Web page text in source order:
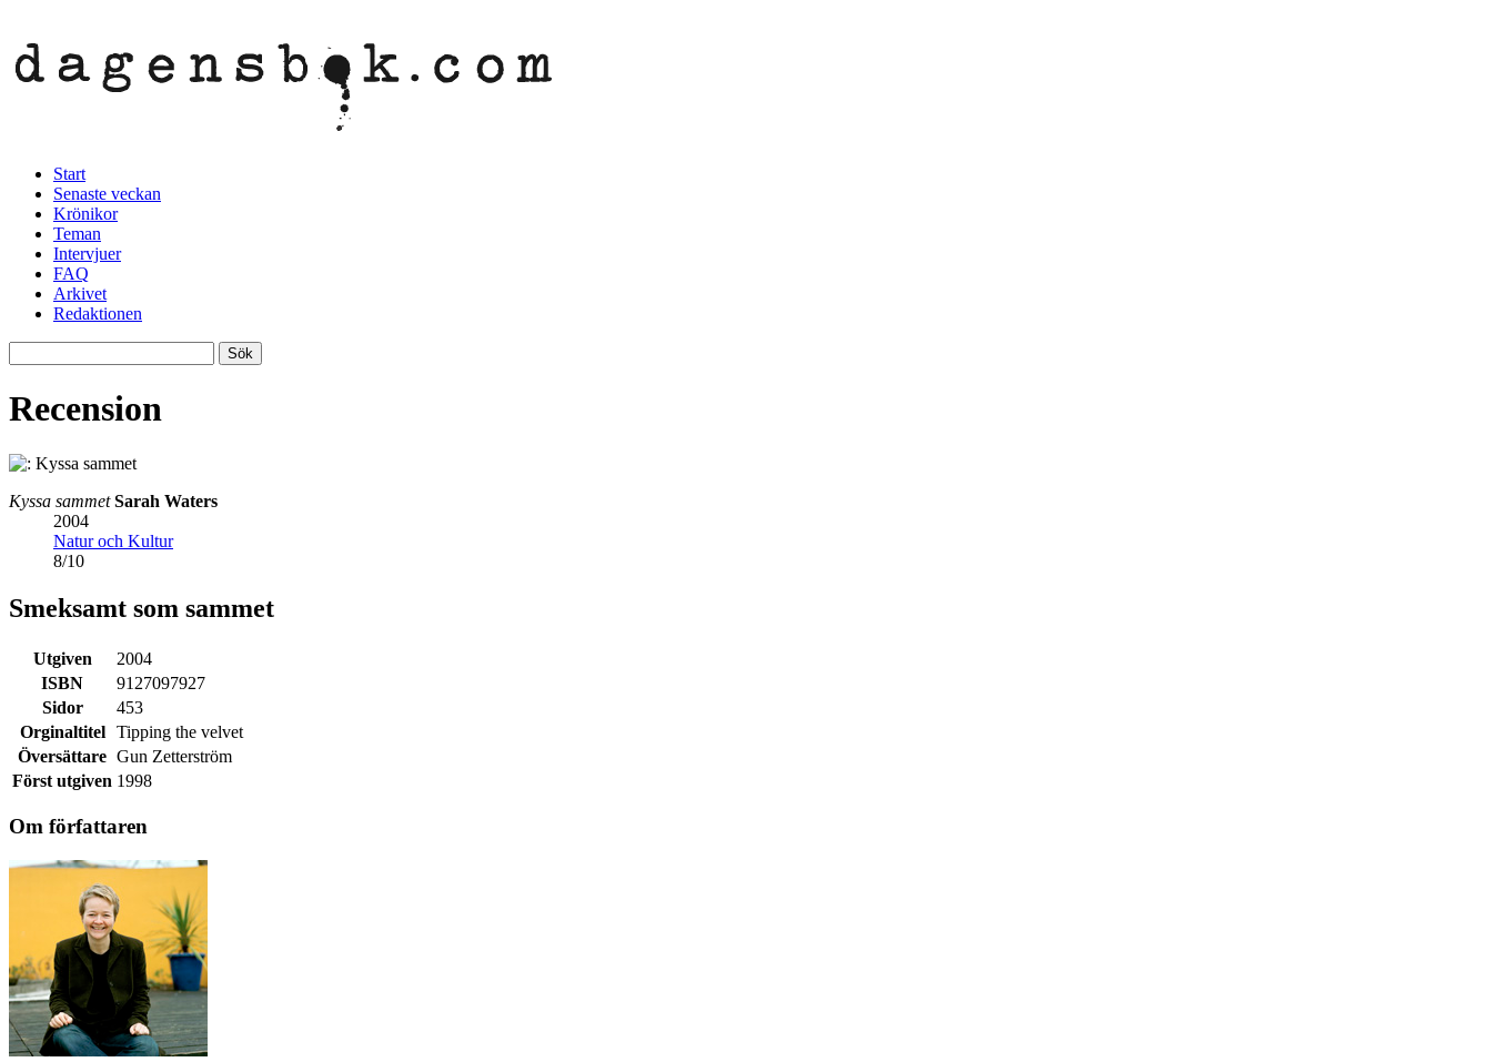
Start
Senaste veckan
Krönikor
Teman
Intervjuer
FAQ
Arkivet
Redaktionen
Recension
Kyssa sammet Sarah Waters
2004
Natur och Kultur
8/10
Smeksamt som sammet
Utgiven
2004
ISBN
9127097927
Sidor
453
Orginaltitel
Tipping the velvet
Översättare Gun Zetterström
Först utgiven 1998
Om författaren